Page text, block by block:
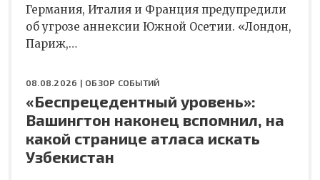
Германия, Италия и Франция предупредили
об угрозе аннексии Южной Осетии. «Лондон,
Париж,…
08.08.2026 | ОБЗОР СОБЫТИЙ
«Беспрецедентный уровень»:
Вашингтон наконец вспомнил, на
какой странице атласа искать
Узбекистан